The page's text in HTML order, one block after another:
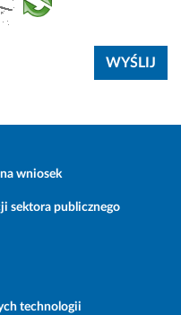
wniosek
sektora publicznego
technologii